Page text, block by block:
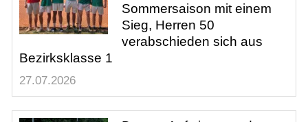
Hobby Herren
Training
Sommersaison mit einem
Sieg, Herren 50
verabschieden sich aus
Bezirksklasse 1
27.07.2026